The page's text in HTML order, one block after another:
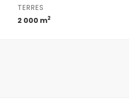
TERRES
2 000 m2